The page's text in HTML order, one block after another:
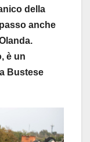
della
anche
è un
Bustese